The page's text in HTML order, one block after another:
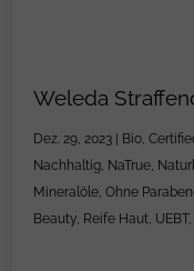
Weleda
Dez. 29, 2023 Bio,
Nachhaltig, NaTrue,
Mineralöle, Ohne
Beauty, Reife Haut, UEBT,